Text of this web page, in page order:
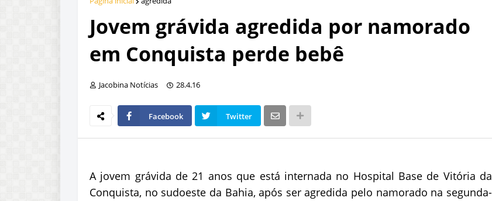
Jovem grávida agredida por namorado
em Conquista perde bebê
Jacobina Notícias 28.4.16
Facebook Twitter
A jovem grávida de 21 anos que está internada no Hospital Base de Vitória da
Conquista, no sudoeste da Bahia, após ser agredida pelo namorado na segunda-